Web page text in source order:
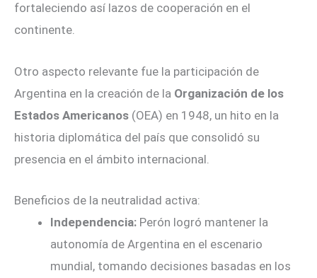
fortaleciendo así lazos de cooperación en el
continente.
Otro aspecto relevante fue la participación de
Argentina en la creación de la Organización de los
Estados Americanos (OEA) en 1948, un hito en la
historia diplomática del país que consolidó su
presencia en el ámbito internacional.
Beneficios de la neutralidad activa:
Independencia: Perón logró mantener la
autonomía de Argentina en el escenario
mundial, tomando decisiones basadas en los